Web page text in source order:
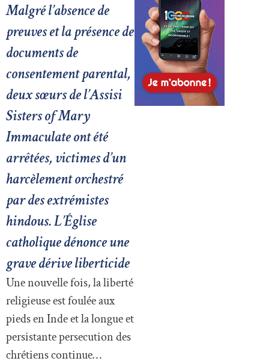
Malgré l’absence de
preuves et la présence de
documents de
consentement parental,
deux sœurs de l’Assisi
Sisters of Mary
Immaculate ont été
arrêtées, victimes d’un
harcèlement orchestré
par des extrémistes
hindous. L’Église
catholique dénonce une
grave dérive liberticide
Une nouvelle fois, la liberté
religieuse est foulée aux
pieds en Inde et la longue et
persistante persecution des
chrétiens continue…